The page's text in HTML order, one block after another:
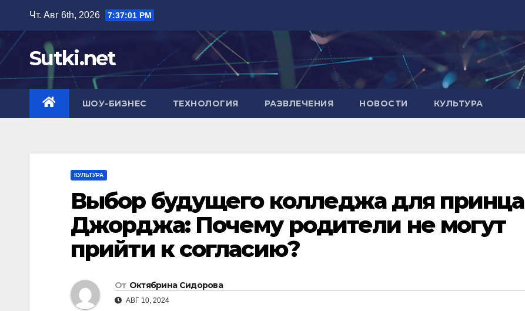
содержимому
Чт. Авг 6th, 2026 7:37:02 PM
Sutki.net
ШОУ-БИЗНЕС ТЕХНОЛОГИЯ РАЗВЛЕЧЕНИЯ НОВОСТИ КУЛЬТУРА
КУЛЬТУРА
Выбор будущего колледжа для принца
Джорджа: Почему родители не могут
прийти к согласию?
От Октябрина Сидорова
АВГ 10, 2024